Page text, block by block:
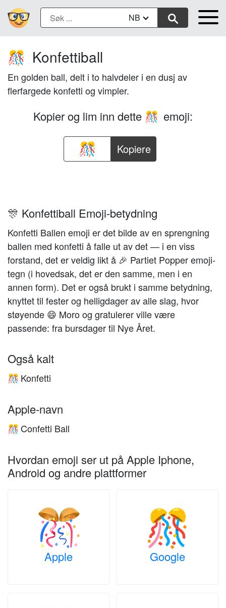
NB
🎊 Konfettiball
En golden ball, delt i to halvdeler i en dusj av
flerfargede konfetti og vimpler.
Kopier og lim inn dette 🎊 emoji:
Kopiere
🎊 Konfettiball Emoji-betydning
Konfetti Ballen emoji er det bilde av en sprengning
ballen med konfetti å falle ut av det — i en viss
forstand, det er veldig likt å 🎉 Partiet Popper emoji-
tegn (i hovedsak, det er den samme, men i en
annen form). Det er også brukt i samme betydning,
knyttet til fester og helligdager av alle slag, hvor
støyende 😄 Moro og gratulerer ville være
passende: fra bursdager til Nye Året.
Også kalt
🎊 Konfetti
Apple-navn
🎊 Confetti Ball
Hvordan emoji ser ut på Apple Iphone,
Android og andre plattformer
Apple Google